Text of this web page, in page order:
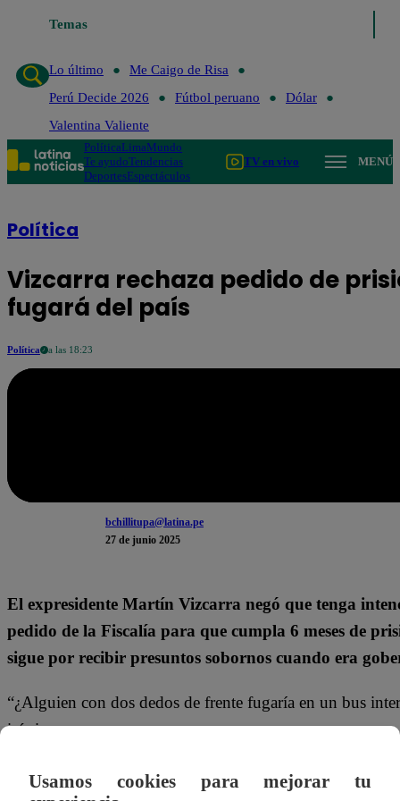
Temas
Lo último
Lo último
Me Caigo de Risa
Perú Decide 2026
Fútbol peruano
Dólar
Valentina Valiente
PolíticaLimaMundo
Te ayudoTendencias
DeportesEspectáculos
TV en vivo MENÚ
Política
Vizcarra rechaza pedido de
fugará del país
Política a las 18:23
bchillitupa@latina.pe
27 de junio 2025
El expresidente Martín Vizcarra negó que tenga
pedido de la Fiscalía para que cumpla 6 meses de
sigue por recibir presuntos sobornos cuando era
“¿Alguien con dos dedos de frente fugaría en un bus
irónico.
Además, cuestionó que es víctima del “trauma
Usamos cookies para mejorar tu